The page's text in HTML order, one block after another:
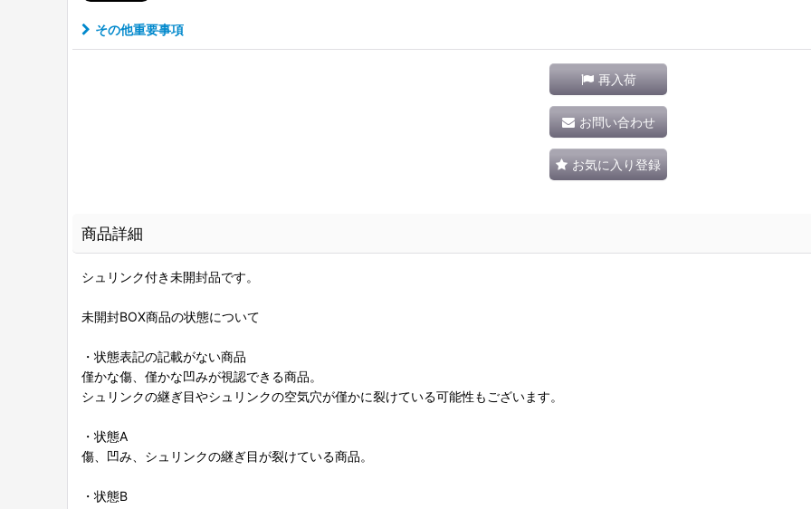
その他重要事項
再入荷
お問い合わせ
お気に入り登録
商品詳細
シュリンク付き未開封品です。
未開封BOX商品の状態について
・状態表記の記載がない商品
僅かな傷、僅かな凹みが視認できる商品。
シュリンクの継ぎ目やシュリンクの空気穴が僅かに裂けている可能性もございます。
・状態A
傷、凹み、シュリンクの継ぎ目が裂けている商品。
・状態B